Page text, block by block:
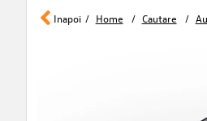
Inapoi Home Cautare